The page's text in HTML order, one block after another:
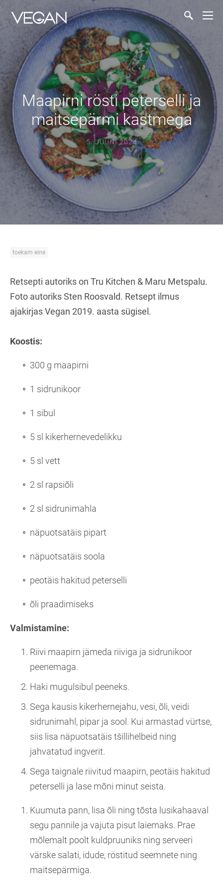
Maapirni rösti peterselli ja
maitsepärmi kastmega
5. JUUNI 2024
toekam eine
Retsepti autoriks on Tru Kitchen & Maru Metspalu.
Foto autoriks Sten Roosvald. Retsept ilmus
ajakirjas Vegan 2019. aasta sügisel.
Koostis:
300 g maapirni
1 sidrunikoor
1 sibul
5 sl kikerhernevedelikku
5 sl vett
2 sl rapsiõli
2 sl sidrunimahla
näpuotsatäis pipart
näpuotsatäis soola
peotäis hakitud peterselli
õli praadimiseks
Valmistamine:
Riivi maapirn jämeda riiviga ja sidrunikoor
peenemaga.
Haki mugulsibul peeneks.
Sega kausis kikerhernejahu, vesi, õli, veidi
sidrunimahl, pipar ja sool. Kui armastad vürtse,
siis lisa näpuotsatäis tšillihelbeid ning
jahvatatud ingverit.
Sega taignale riivitud maapirn, peotäis hakitud
peterselli ja lase mõni minut seista.
Kuumuta pann, lisa õli ning tõsta lusikahaaval
segu pannile ja vajuta pisut laiemaks. Prae
mõlemalt poolt kuldpruuniks ning serveeri
värske salati, idude, röstitud seemnete ning
maitsepärmiga.